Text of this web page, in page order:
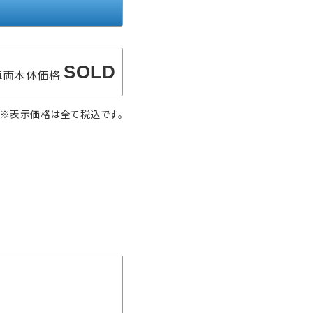
本体価格 SOLD
※表示価格は全て税込です。